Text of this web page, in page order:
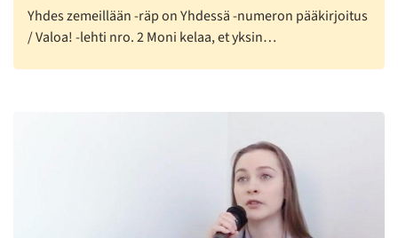
Yhdes zemeillään -räp on Yhdessä -numeron pääkirjoitus
/ Valoa! -lehti nro. 2 Moni kelaa, et yksin…